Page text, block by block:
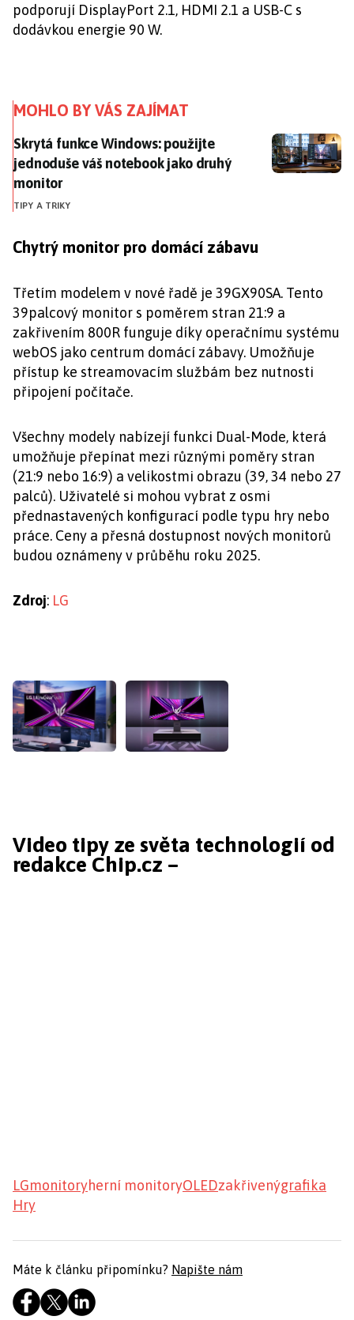
podporují DisplayPort 2.1, HDMI 2.1 a USB-C s
dodávkou energie 90 W.
MOHLO BY VÁS ZAJÍMAT
Skrytá funkce Windows: použijte jednoduše váš
Skrytá funkce Windows: použijte
jednoduše váš notebook jako druhý
monitor
TIPY A TRIKY
Chytrý monitor pro domácí zábavu
Třetím modelem v nové řadě je 39GX90SA. Tento
39palcový monitor s poměrem stran 21:9 a
zakřivením 800R funguje díky operačnímu systému
webOS jako centrum domácí zábavy. Umožňuje
přístup ke streamovacím službám bez nutnosti
připojení počítače.
Všechny modely nabízejí funkci Dual-Mode, která
umožňuje přepínat mezi různými poměry stran
(21:9 nebo 16:9) a velikostmi obrazu (39, 34 nebo 27
palců). Uživatelé si mohou vybrat z osmi
přednastavených konfigurací podle typu hry nebo
práce. Ceny a přesná dostupnost nových monitorů
budou oznámeny v průběhu roku 2025.
Zdroj: LG
Video tipy ze světa technologií od
redakce Chip.cz –
LGmonitoryherní monitoryOLEDzakřivenýgrafika
Hry
Máte k článku připomínku? Napište nám